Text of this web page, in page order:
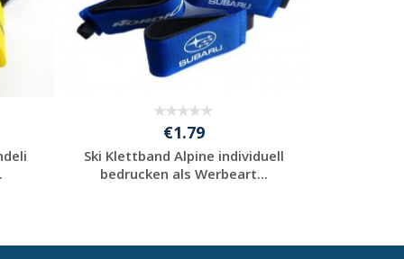
€1.79
Ski Klettband Alpine individuell
bedrucken als Werbeart...
anfragen